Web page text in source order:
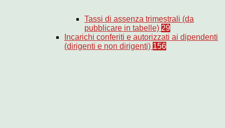
Tassi di assenza trimestrali (da
pubblicare in tabelle) 29
Incarichi conferiti e autorizzati ai dipendenti
(dirigenti e non dirigenti) 156